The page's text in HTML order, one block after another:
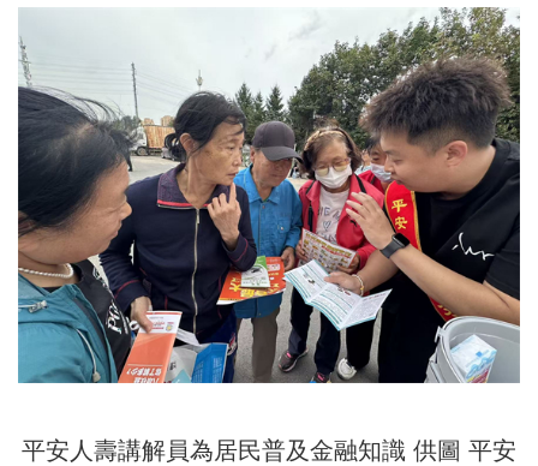
平安人壽講解員為居民普及金融知識 供圖 平安